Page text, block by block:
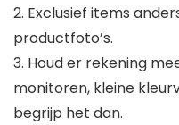
2. Exclusief items
productfoto’s.
3. Houd er rekening
monitoren, kleine
begrijp het dan.